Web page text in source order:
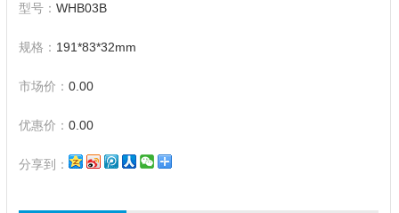
型号： WHB03B
规格： 191*83*32mm
市场价： 0.00
优惠价： 0.00
分享到：